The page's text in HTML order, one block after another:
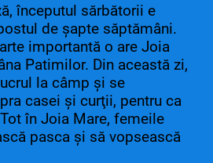
începutul sărbătorii e
de şapte săptămâni.
importantă o are Joia
Patimilor. Din această zi,
la câmp şi se
casei și curţii, pentru ca
în Joia Mare, femeile
pasca şi să vopsească